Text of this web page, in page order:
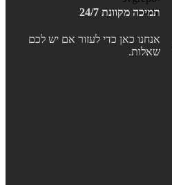
תמיכה מקוונת 24/7
אנחנו כאן כדי לעזור אם יש לכם
שאלות.